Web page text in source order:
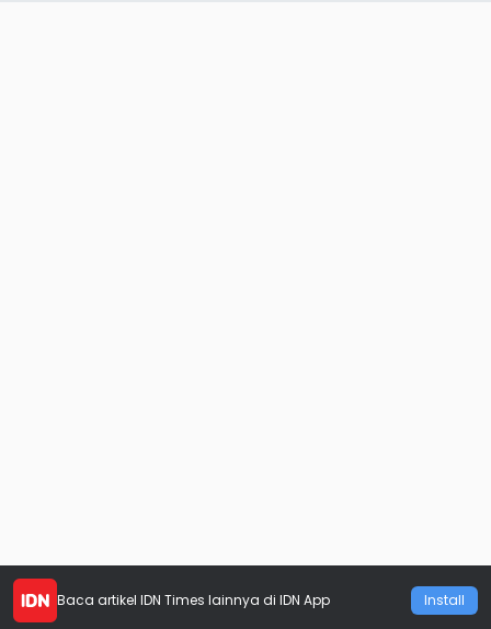
Baca artikel IDN Times lainnya di IDN App Install